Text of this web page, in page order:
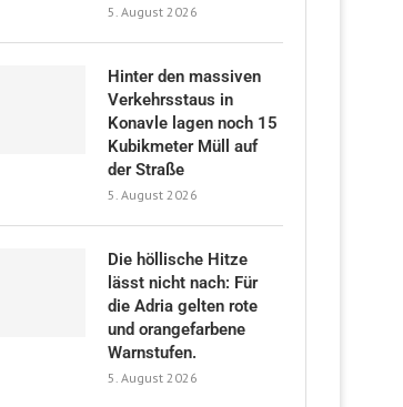
5. August 2026
Hinter den massiven
Verkehrsstaus in
Konavle lagen noch 15
Kubikmeter Müll auf
der Straße
5. August 2026
Die höllische Hitze
lässt nicht nach: Für
die Adria gelten rote
und orangefarbene
Warnstufen.
5. August 2026